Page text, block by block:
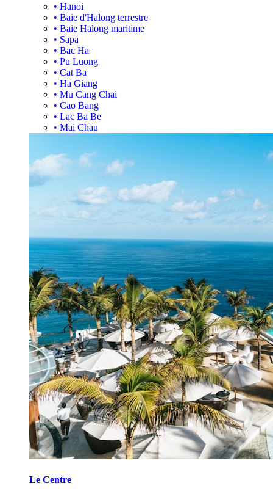
• Hanoi
• Baie d'Halong terrestre
• Baie Halong maritime
• Sapa
• Bac Ha
• Pu Luong
• Cat Ba
• Ha Giang
• Mu Cang Chai
• Cao Bang
• Lac Ba Be
• Mai Chau
Le Centre